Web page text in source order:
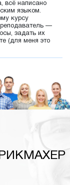
всё написано
языком.
курсу
—
задать их
(для меня это